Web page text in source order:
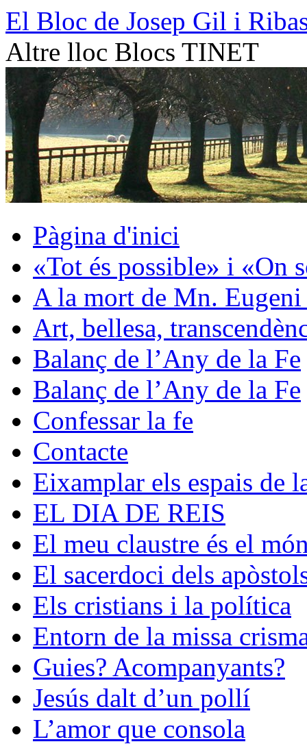
Vés
al
contingut
El Bloc de Josep Gil i
Altre lloc Blocs TINET
Pàgina d'inici
«Tot és possible» i «On
A la mort de Mn. Eugeni
Art, bellesa,
Balanç de l’Any de la Fe
Balanç de l’Any de la Fe
Confessar la fe
Contacte
Eixamplar els espais de
EL DIA DE REIS
El meu claustre és el
El sacerdoci dels
Els cristians i la política
Entorn de la missa
Guies? Acompanyants?
Jesús dalt d’un pollí
L’amor que consola